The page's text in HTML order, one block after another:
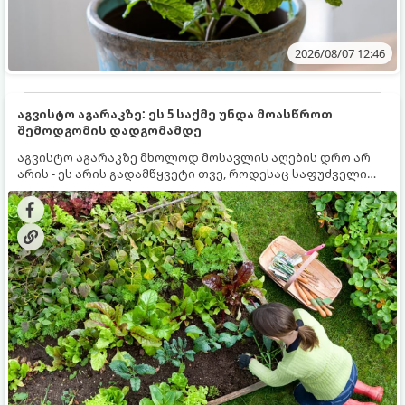
2026/08/07 12:46
აგვისტო აგარაკზე: ეს 5 საქმე უნდა მოასწროთ
შემოდგომის დადგომამდე
აგვისტო აგარაკზე მხოლოდ მოსავლის აღების დრო არ
არის - ეს არის გადამწყვეტი თვე, როდესაც საფუძველი
ეყრება მომავალი წლის მოსავალს და ბაღი მზადდება
შემოდგომა-ზამთრის სეზონისთვის. იმისათვის, რომ
ნიადაგმა ენერგია აღიდგინოს, ხოლო მცენარეებმა
ზამთარს გაუძლონ, აგვისტოს ბოლომდე 5
მნიშვნელოვანი საქმის გაკეთება უნდა მოასწროთ: